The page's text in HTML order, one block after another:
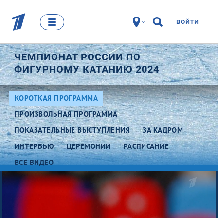
ВОЙТИ
ЧЕМПИОНАТ РОССИИ ПО
ФИГУРНОМУ КАТАНИЮ 2024
КОРОТКАЯ ПРОГРАММА
ПРОИЗВОЛЬНАЯ ПРОГРАММА
ПОКАЗАТЕЛЬНЫЕ ВЫСТУПЛЕНИЯ
ЗА КАДРОМ
ИНТЕРВЬЮ
ЦЕРЕМОНИИ
РАСПИСАНИЕ
ВСЕ ВИДЕО